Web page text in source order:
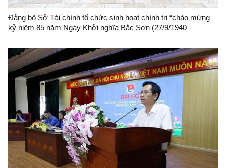
Đảng bộ Sở Tài chính tổ chức sinh hoạt chính trị “chào mừng
kỷ niệm 85 năm Ngày Khởi nghĩa Bắc Sơn (27/9/1940
Sơn lần thứ XVIII nhiệm kỳ 2025-2030”